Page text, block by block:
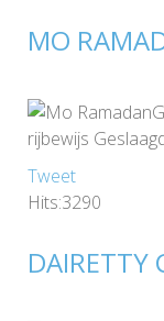
MO
rijbewijs
Tweet
Hits:3290
DAIRETTY